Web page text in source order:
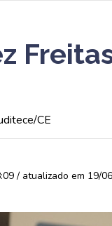
CE
/ atualizado em 19/